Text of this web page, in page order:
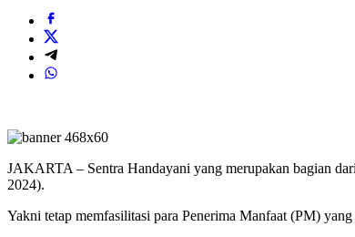
JAKARTA – Sentra Handayani yang merupakan bagian
2024).
Yakni tetap memfasilitasi para Penerima Manfaat (PM)